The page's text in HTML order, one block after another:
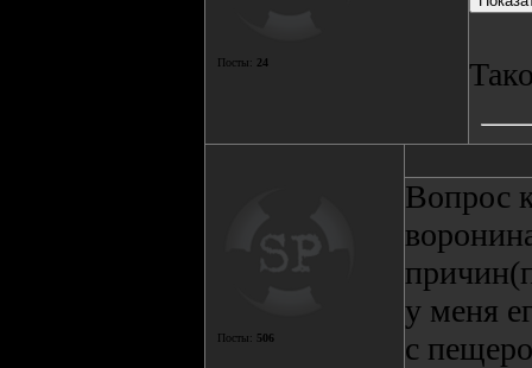
Посты: 24
Посты: 506
Вопрос
у меня
с